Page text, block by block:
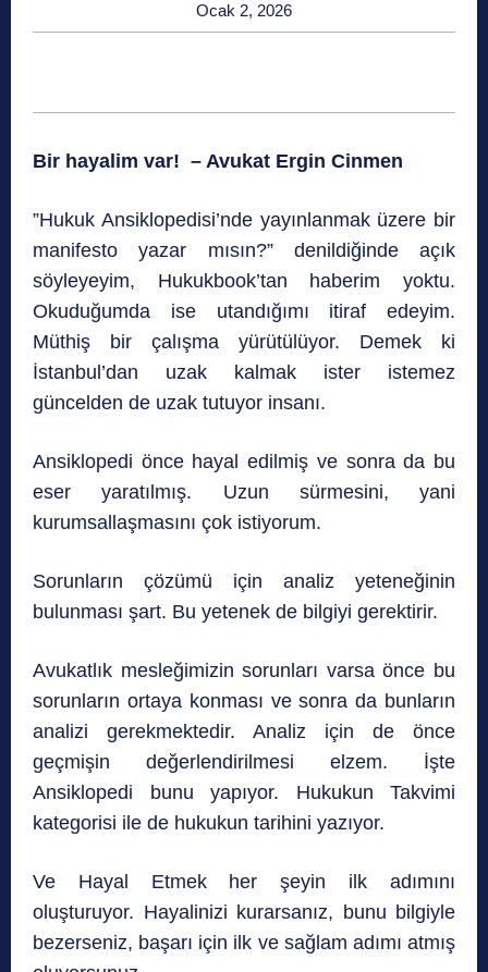
Ocak 2, 2026
Bir hayalim var! – Avukat Ergin Cinmen
”Hukuk Ansiklopedisi’nde yayınlanmak üzere bir
manifesto yazar mısın?” denildiğinde açık
söyleyeyim, Hukukbook’tan haberim yoktu.
Okuduğumda ise utandığımı itiraf edeyim.
Müthiş bir çalışma yürütülüyor. Demek ki
İstanbul’dan uzak kalmak ister istemez
güncelden de uzak tutuyor insanı.
Ansiklopedi önce hayal edilmiş ve sonra da bu
eser yaratılmış. Uzun sürmesini, yani
kurumsallaşmasını çok istiyorum.
Sorunların çözümü için analiz yeteneğinin
bulunması şart. Bu yetenek de bilgiyi gerektirir.
Avukatlık mesleğimizin sorunları varsa önce bu
sorunların ortaya konması ve sonra da bunların
analizi gerekmektedir. Analiz için de önce
geçmişin değerlendirilmesi elzem. İşte
Ansiklopedi bunu yapıyor. Hukukun Takvimi
kategorisi ile de hukukun tarihini yazıyor.
Ve Hayal Etmek her şeyin ilk adımını
oluşturuyor. Hayalinizi kurarsanız, bunu bilgiyle
bezerseniz, başarı için ilk ve sağlam adımı atmış